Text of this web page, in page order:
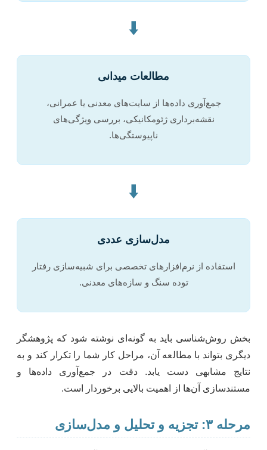
⬇️
مطالعات میدانی
جمع‌آوری داده‌ها از سایت‌های معدنی یا عمرانی،
نقشه‌برداری ژئومکانیکی، بررسی ویژگی‌های
ناپیوستگی‌ها.
⬇️
مدل‌سازی عددی
استفاده از نرم‌افزارهای تخصصی برای شبیه‌سازی رفتار
توده سنگ و سازه‌های معدنی.
بخش روش‌شناسی باید به گونه‌ای نوشته شود که پژوهشگر
دیگری بتواند با مطالعه آن، مراحل کار شما را تکرار کند و به
نتایج مشابهی دست یابد. دقت در جمع‌آوری داده‌ها و
مستندسازی آن‌ها از اهمیت بالایی برخوردار است.
مرحله ۳: تجزیه و تحلیل و مدل‌سازی